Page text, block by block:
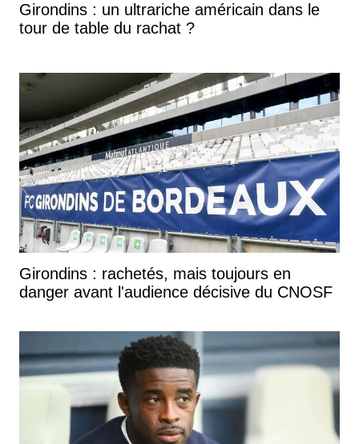
Girondins : un ultrariche américain dans le
tour de table du rachat ?
Girondins : rachetés, mais toujours en
danger avant l'audience décisive du CNOSF